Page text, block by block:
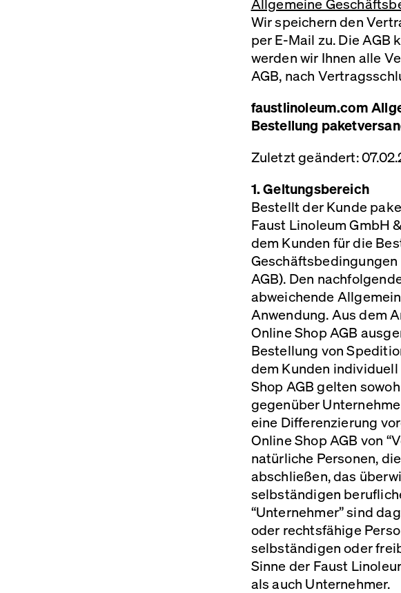
Wir speichern den
per E-Mail zu. DieAGB
werden wir Ihnen alle
AGB, nach
faustlinoleum.com
Bestellung
Zuletzt geändert:
1. Geltungsbereich
Bestellt der Kunde
Faust Linoleum GmbH
dem Kunden für die
AGB). Den
abweichende
Anwendung. Aus dem
Online ShopAGB
Bestellung von
dem Kunden
Shop AGBgelten
gegenüber
eine Differenzierung
Online ShopAGB von
natürliche Personen,
abschließen, das
selbständigen
“Unternehmer” sind
oder rechtsfähige
selbständigen oder
Sinne der Faust
als auch Unternehmer.